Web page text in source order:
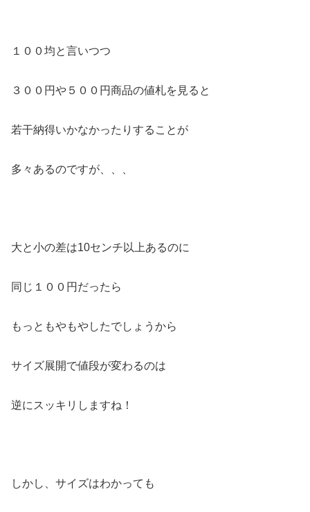
１００均と言いつつ
３００円や５００円商品の値札を見ると
若干納得いかなかったりすることが
多々あるのですが、、、
大と小の差は10センチ以上あるのに
同じ１００円だったら
もっともやもやしたでしょうから
サイズ展開で値段が変わるのは
逆にスッキリしますね！
しかし、サイズはわかっても